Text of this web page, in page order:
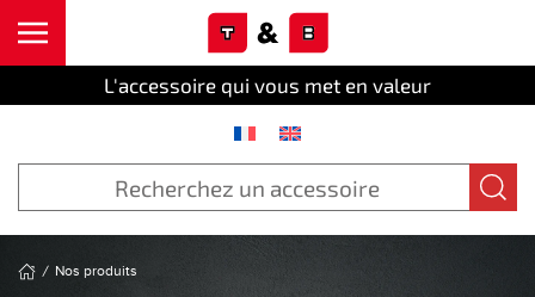
L'accessoire qui vous met en valeur
Nos produits
Cookies management panel